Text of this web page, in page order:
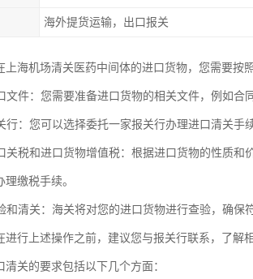
海外提货运输，出口报关
上海机场清关医药中间体的进口货物，您需要按
文件：您需要准备进口货物的相关文件，例如合
行：您可以选择委托一家报关行办理进口清关手
关税和进口货物增值税：根据进口货物的性质
缴税手续。
和清关：海关将对您的进口货物进行查验，确保
进行上述操作之前，建议您与报关行联系，了解
清关的要求包括以下几个方面：